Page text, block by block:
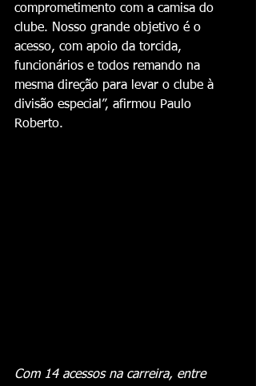
comprometimento com a camisa do
clube. Nosso grande objetivo é o
acesso, com apoio da torcida,
funcionários e todos remando na
mesma direção para levar o clube à
divisão especial”, afirmou Paulo
Roberto.
Com 14 acessos na carreira, entre